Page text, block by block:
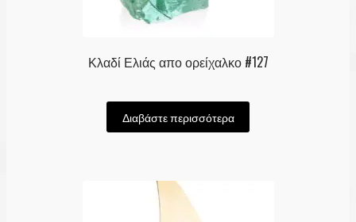
Κλαδί Ελιάς απο ορείχαλκο #127
Διαβάστε περισσότερα